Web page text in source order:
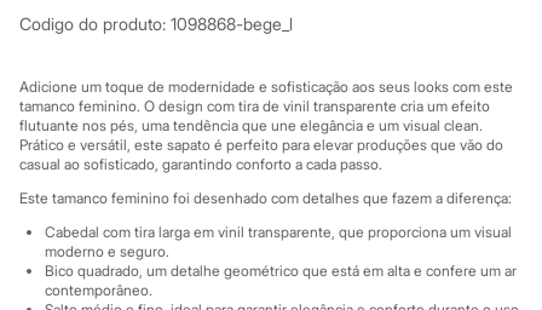
Rasteirinhas
Tênis
Marcas
City
Clock House
Sawary
Yessica
Moda esportiva
Acessórios
Blusas
Codigo do produto: 1098868-bege_l
Adicione um toque de modernidade e sofisticação aos seus looks com este
tamanco feminino. O design com tira de vinil transparente cria um efeito
flutuante nos pés, uma tendência que une elegância e um visual clean.
Prático e versátil, este sapato é perfeito para elevar produções que vão do
casual ao sofisticado, garantindo conforto a cada passo.
Este tamanco feminino foi desenhado com detalhes que fazem a diferença:
Cabedal com tira larga em vinil transparente, que proporciona um visual
moderno e seguro.
Bico quadrado, um detalhe geométrico que está em alta e confere um ar
contemporâneo.